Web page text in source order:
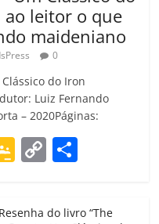
ao leitor o que
maideniano
0
do Iron
Luiz Fernando
– 2020Páginas:
G C
p m
do livro “The